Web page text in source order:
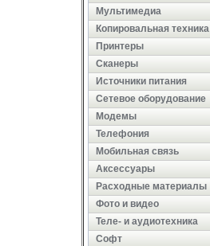
Мультимедиа
Копировальная техника
Принтеры
Сканеры
Источники питания
Сетевое оборудование
Модемы
Телефония
Мобильная связь
Аксессуары
Расходные материалы
Фото и видео
Теле- и аудиотехника
Софт